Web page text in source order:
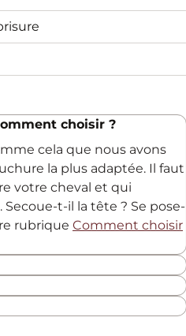
choisir ?
cela que nous avons
la plus adaptée. Il faut
votre cheval et qui
t-il la tête ? Se pose-
rubrique Comment choisir